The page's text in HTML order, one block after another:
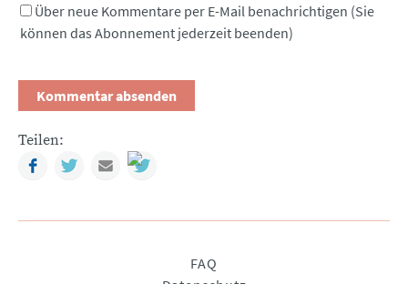
Über neue Kommentare per E-Mail benachrichtigen (Sie
können das Abonnement jederzeit beenden)
Teilen:
FacebookTwitterMail
FAQ